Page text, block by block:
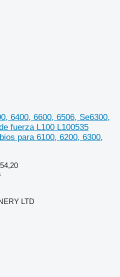
6400, 6600, 6506, Se6300,
fuerza L100 L100535
para 6100, 6200, 6300,
LTD